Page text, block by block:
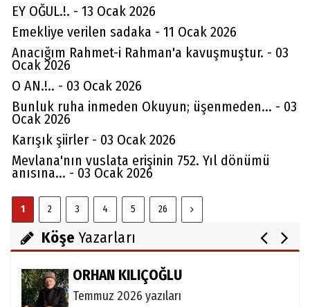
EY OĞUL.!. - 13 Ocak 2026
Emekliye verilen sadaka - 11 Ocak 2026
Anacığım Rahmet-i Rahman'a kavuşmuştur. - 03
Ocak 2026
O AN.!.. - 03 Ocak 2026
Bunluk ruha inmeden Okuyun; üşenmeden... - 03
Ocak 2026
Karışık şiirler - 03 Ocak 2026
Mevlana'nın vuslata erişinin 752. Yıl dönümü
anısına... - 03 Ocak 2026
1 2 3 4 5 26
Köşe Yazarları
FARELERİ DİNLEMEYİN!..
Abdullah Gözaydın
ALLAH cc. MUCİZE YARATMAZ.
ORHAN KILIÇOĞLU
Temmuz 2026 yazıları